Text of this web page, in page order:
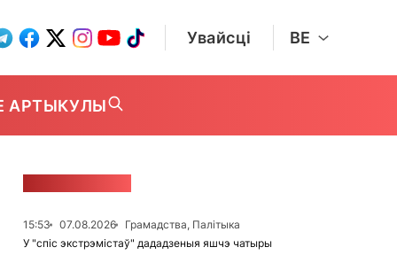
Увайсці BE
АРТЫКУЛЫ
15:53 07.08.2026
Грамадства, Палітыка
У "спіс экстрэмістаў" дададзеныя яшчэ чатыры